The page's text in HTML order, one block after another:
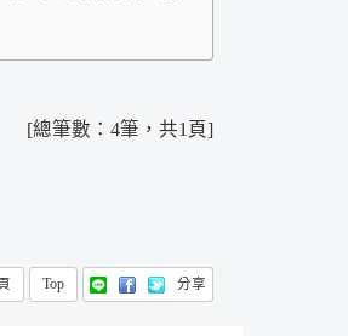
[總筆數：4筆，共1頁]
Top 分享